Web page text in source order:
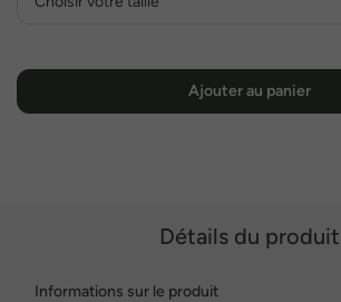
Ajouter au panier
Détails du produit
Informations sur le produit